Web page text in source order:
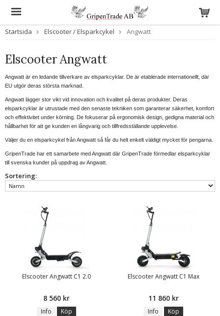
Startsida Elscooter / Elsparkcykel Angwatt
Elscooter Angwatt
Angwatt är en ledande tillverkare av elsparkcyklar. De är etablerade internationellt, där
EU utgör deras största marknad.
Angwatt lägger stor vikt vid innovation och kvalitet på deras produkter. Deras
elsparkcyklar är utrustade med den senaste tekniken som garanterar säkerhet, komfort
och effektivitet under körning. De fokuserar på ergonomisk design, gedigna material och
hållbarhet för att ge kunden en långvarig och tillfredsställande upplevelse.
Väljer du en elsparkcykel från Angwatt så får du helt enkelt väldigt mycket för pengarna.
GripenTrade har ett samarbete med Angwatt där GripenTrade förmedlar elsparkcyklar
till svenska kunder på uppdrag av Angwatt.
Sortering:
Elscooter Angwatt C1 2.0
8 560 kr
Info Köp
Elscooter Angwatt C1 Max
11 860 kr
Info Köp